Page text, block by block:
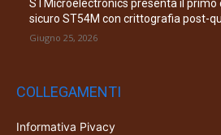
STMicroelectronics presenta il primo
sicuro ST54M con crittografia post-
Giugno 25, 2026
COLLEGAMENTI
Informativa Pivacy